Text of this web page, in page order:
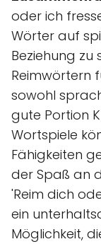
oder ich
Wörter auf
Beziehung zu
Reimwörtern
sowohl
gute Portion
Wortspiele
Fähigkeiten
der Spaß an
'Reim dich
ein
Möglichkeit,